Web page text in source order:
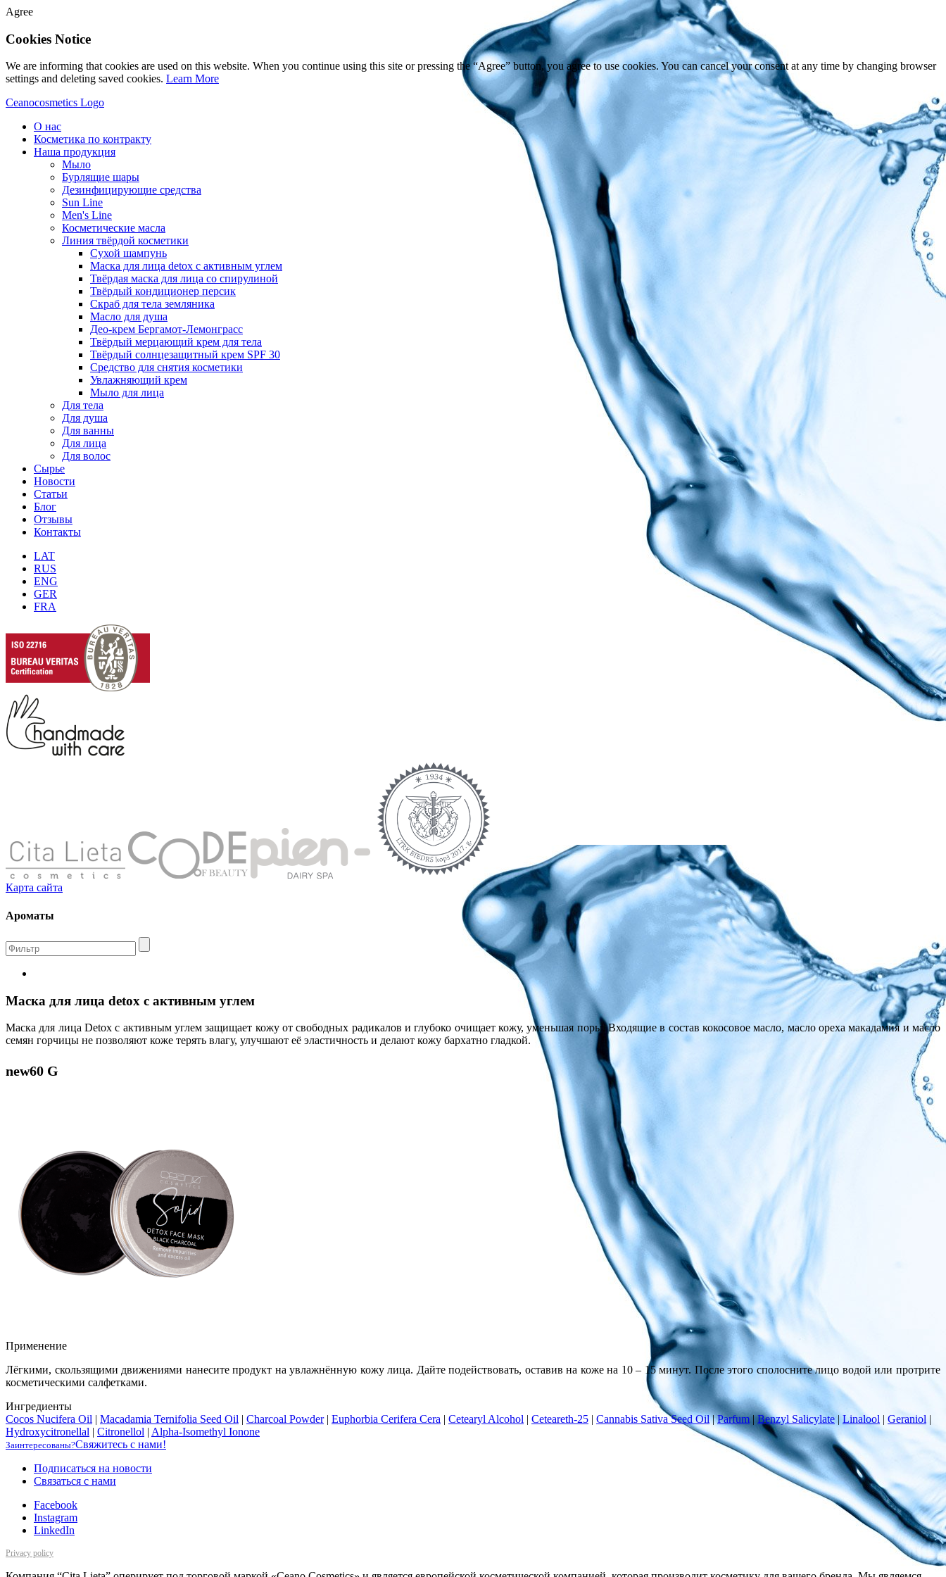
Agree
Cookies Notice
We are informing that cookies are used on this website. When you continue using this site or pressing the “Agree” button, you agree to use cookies. You can cancel your consent at any time by changing browser
settings and deleting saved cookies. Learn More
Ceanocosmetics Logo
О нас
Косметика по контракту
Наша продукция
Мыло
Бурлящие шары
Дезинфицирующие средства
Sun Line
Men's Line
Косметические масла
Линия твёрдой косметики
Сухой шампунь
Маска для лица detox с активным углем
Твёрдая маска для лица со спирулиной
Твёрдый кондиционер персик
Скраб для тела земляника
Масло для душа
Део-крем Бергамот-Лемонграсс
Твёрдый мерцающий крем для тела
Твёрдый солнцезащитный крем SPF 30
Средство для снятия косметики
Увлажняющий крем
Мыло для лица
Для тела
Для душа
Для ванны
Для лица
Для волос
Сырье
Новости
Статьи
Блог
Отзывы
Контакты
LAT
RUS
ENG
GER
FRA
Карта сайта
Ароматы
Маска для лица detox с активным углем
Маска для лица Detox с активным углем защищает кожу от свободных радикалов и глубоко очищает кожу, уменьшая поры. Входящие в состав кокосовое масло, масло ореха макадамия и масло
семян горчицы не позволяют коже терять влагу, улучшают её эластичность и делают кожу бархатно гладкой.
new60 G
Применение
Лёгкими, скользящими движениями нанесите продукт на увлажнённую кожу лица. Дайте подействовать, оставив на коже на 10 – 15 минут. После этого сполосните лицо водой или протрите
косметическими салфетками.
Ингредиенты
Cocos Nucifera Oil | Macadamia Ternifolia Seed Oil | Charcoal Powder | Euphorbia Cerifera Cera | Cetearyl Alcohol | Ceteareth-25 | Cannabis Sativa Seed Oil | Parfum | Benzyl Salicylate | Linalool | Geraniol |
Hydroxycitronellal | Citronellol | Alpha-Isomethyl Ionone
Заинтересованы?Свяжитесь с нами!
Подписаться на новости
Cвязаться с нами
Facebook
Instagram
LinkedIn
Privacy policy